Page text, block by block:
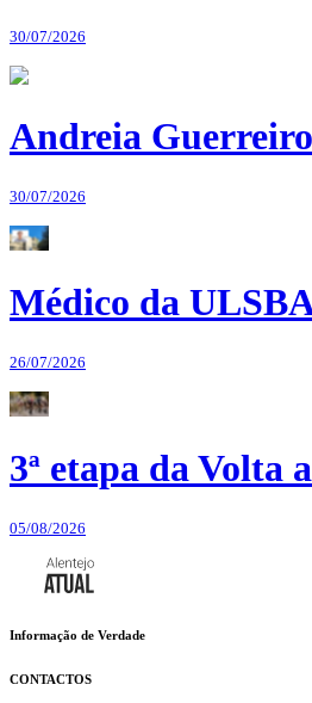
30/07/2026
Andreia
30/07/2026
Médico da
26/07/2026
3ª etapa da Volta
05/08/2026
Informação de Verdade
CONTACTOS